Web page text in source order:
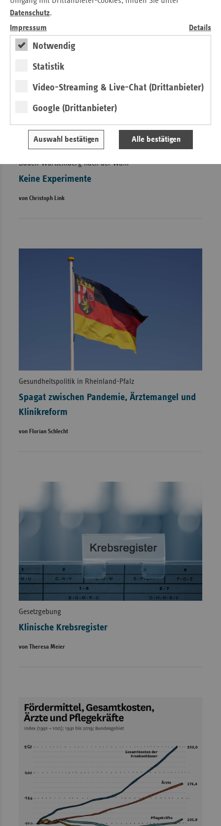
Datenschutz.
Impressum
Details
Notwendig
Statistik
Video-Streaming & Live-Chat (Drittanbieter)
Google (Drittanbieter)
Auswahl bestätigen Alle bestätigen
Baden-Württemberg nach der Wahl
Keine Experimente
von Christoph Link
Gesundheitspolitik in Rheinland-Pfalz
Spagat zwischen Pandemie, Ärztemangel und
Klinikreform
von Florian Schlecht
Gesetzgebung
Klinische Krebsregister
von Theresa Meier